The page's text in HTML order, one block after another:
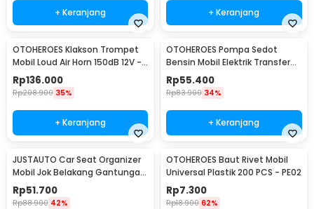
+ Keranjang + Keranjang
OTOHEROES Klakson Trompet
Mobil Loud Air Horn 150dB 12V -
JD4001
Rp136.000
Rp208.900 35%
+ Keranjang
OTOHEROES Pompa Sedot
Bensin Mobil Elektrik Transfer
Pump 38mm DC 12V - CT-14
Rp55.400
Rp83.900 34%
+ Keranjang
JUSTAUTO Car Seat Organizer
Mobil Jok Belakang Gantungan
Barang Tisu - Z-354
Rp51.700
Rp88.900 42%
OTOHEROES Baut Rivet Mobil
Universal Plastik 200 PCS - PE02
Rp7.300
Rp18.900 62%